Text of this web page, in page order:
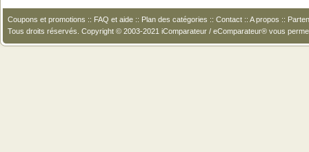
Coupons et promotions :: FAQ et aide :: Plan des catégories :: Contact :: A propos ::
Tous droits réservés. Copyright © 2003-2021 iComparateur / eComparateur® vous